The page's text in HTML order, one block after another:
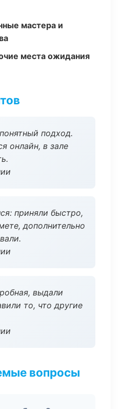
мастера и
места ожидания
подход.
онлайн, в зале
приняли быстро,
дополнительно
выдали
то, что другие
вопросы